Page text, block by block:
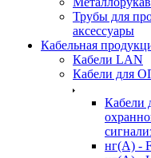
Трубы для
аксессуары
Кабельная
Кабели LAN
Кабели для
Кабели
нг(A) -